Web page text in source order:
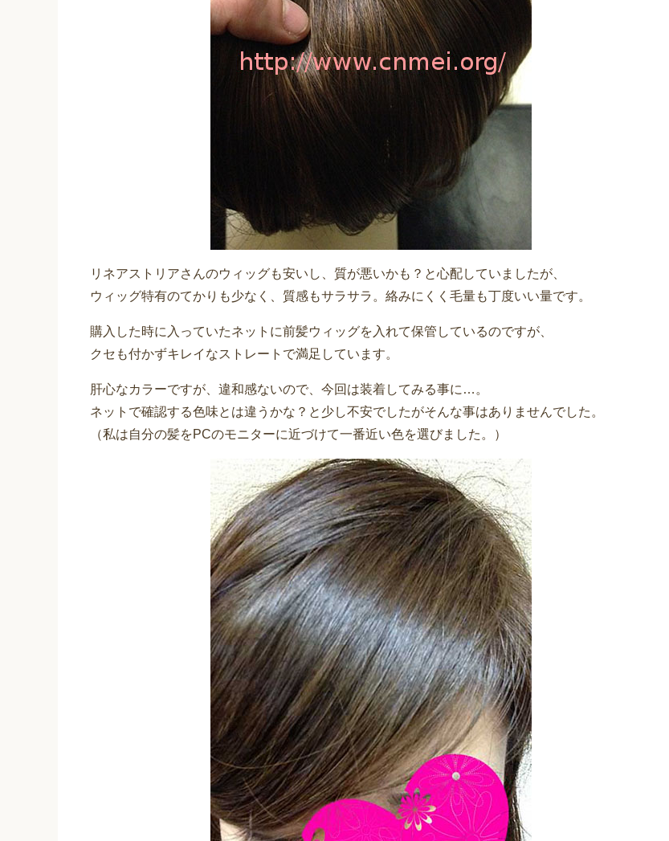
リネアストリアさんのウィッグも安いし、質が悪いかも？と心配していましたが、
ウィッグ特有のてかりも少なく、質感もサラサラ。絡みにくく毛量も丁度いい量です。
購入した時に入っていたネットに前髪ウィッグを入れて保管しているのですが、
クセも付かずキレイなストレートで満足しています。
肝心なカラーですが、違和感ないので、今回は装着してみる事に…。
ネットで確認する色味とは違うかな？と少し不安でしたがそんな事はありませんでした。
（私は自分の髪をPCのモニターに近づけて一番近い色を選びました。）